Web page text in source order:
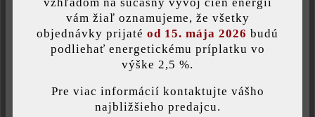
zatrávňovacie dlažby
Farba:
Uložiť individuálne nastavenie
Táto webová stránka používa súbory cookie, aby vám ponúkla
vám žiaľ oznamujeme, že všetky
objednávky prijaté od 15. mája 2026 budú
podliehať energetickému príplatku vo
výške 2,5 %.
Pre viac informácií kontaktujte vášho
najbližšieho predajcu.